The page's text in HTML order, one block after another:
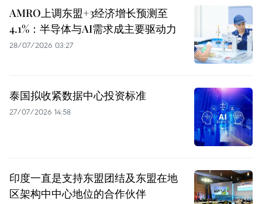
AMRO上调东盟+3经济增长预测至
4.1%：半导体与AI需求成主要驱动力
28/07/2026 03:27
泰国拟收紧数据中心投资标准
27/07/2026 14:58
印度一直是支持东盟团结及东盟在地
区架构中中心地位的合作伙伴